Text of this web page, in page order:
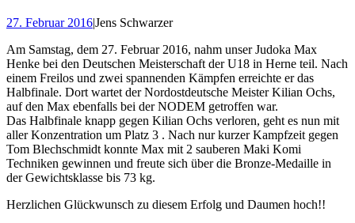
27. Februar 2016|Jens Schwarzer
Am Samstag, dem 27. Februar 2016, nahm unser Judoka Max
Henke bei den Deutschen Meisterschaft der U18 in Herne teil. Nach
einem Freilos und zwei spannenden Kämpfen erreichte er das
Halbfinale. Dort wartet der Nordostdeutsche Meister Kilian Ochs,
auf den Max ebenfalls bei der NODEM getroffen war.
Das Halbfinale knapp gegen Kilian Ochs verloren, geht es nun mit
aller Konzentration um Platz 3 . Nach nur kurzer Kampfzeit gegen
Tom Blechschmidt konnte Max mit 2 sauberen Maki Komi
Techniken gewinnen und freute sich über die Bronze-Medaille in
der Gewichtsklasse bis 73 kg.
Herzlichen Glückwunsch zu diesem Erfolg und Daumen hoch!!